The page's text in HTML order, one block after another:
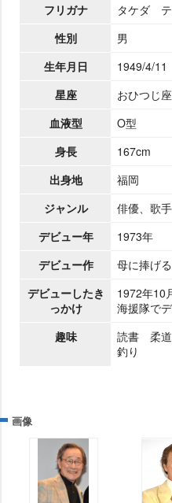
フリガナ
タケダ
性別
男
生年月日
1949/4/11
星座
おひつじ座
血液型
O型
身長
167cm
出身地
福岡
ジャンル
俳優、歌
デビュー年
1973年
デビュー作
母に捧げ
デビューしたき
っかけ
1972年10
海援隊で
趣味
読書 柔
釣り
画像